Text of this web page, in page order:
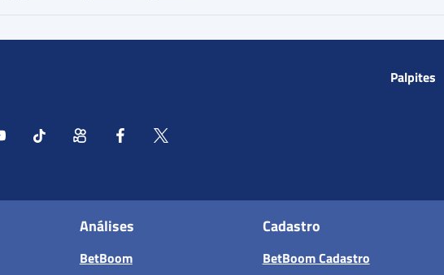
Palpites
Análises
BetBoom
Cadastro
BetBoom Cadastro